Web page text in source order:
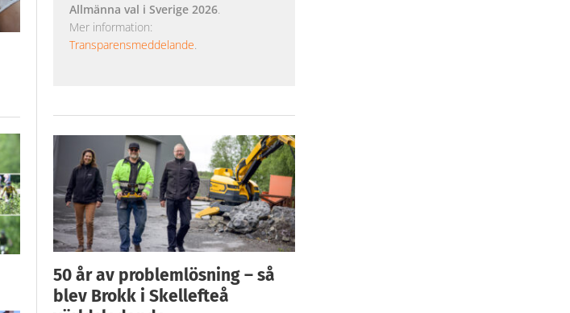
Allmänna val i Sverige 2026.
Mer information:
Transparensmeddelande.
50 år av problemlösning – så
blev Brokk i Skellefteå